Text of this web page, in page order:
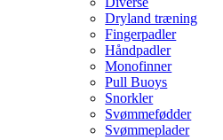
Dryland træning
Fingerpadler
Håndpadler
Monofinner
Pull Buoys
Snorkler
Svømmefødder
Svømmeplader